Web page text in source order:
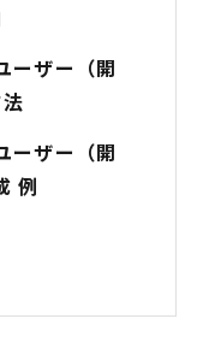
ザー（開
ザー（開
例